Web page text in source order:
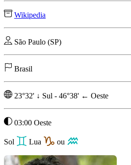
Wikipedia
São Paulo (SP)
Brasil
23°32' ↓ Sul - 46°38' ← Oeste
03:00 Oeste
Sol Lua ou